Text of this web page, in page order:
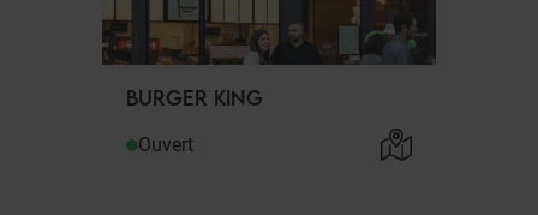
BURGER KING
Ouvert